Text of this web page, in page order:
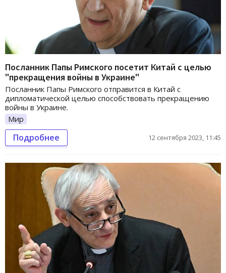
Посланник Папы Римского посетит Китай с целью
"прекращения войны в Украине"
Посланник Папы Римского отправится в Китай с
дипломатической целью способствовать прекращению
войны в Украине.
Мир
Подробнее 12 сентября 2023, 11:45